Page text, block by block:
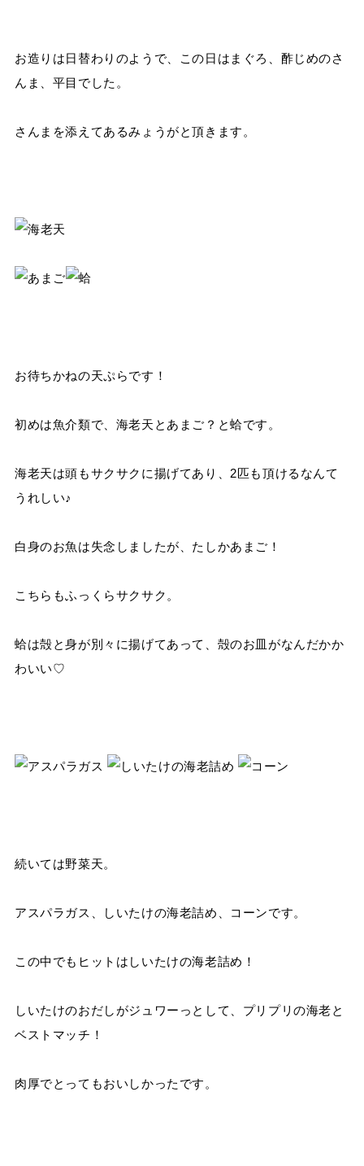
お造りは日替わりのようで、この日はまぐろ、酢じめのさ
んま、平目でした。
さんまを添えてあるみょうがと頂きます。
お待ちかねの天ぷらです！
初めは魚介類で、海老天とあまご？と蛤です。
海老天は頭もサクサクに揚げてあり、2匹も頂けるなんて
うれしい♪
白身のお魚は失念しましたが、たしかあまご！
こちらもふっくらサクサク。
蛤は殻と身が別々に揚げてあって、殻のお皿がなんだかか
わいい♡
続いては野菜天。
アスパラガス、しいたけの海老詰め、コーンです。
この中でもヒットはしいたけの海老詰め！
しいたけのおだしがジュワーっとして、プリプリの海老と
ベストマッチ！
肉厚でとってもおいしかったです。